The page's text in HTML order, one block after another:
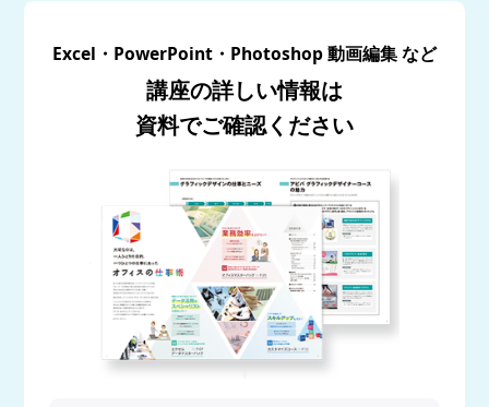
Excel・PowerPoint・Photoshop 動画編集 など
講座の詳しい情報は
資料でご確認ください